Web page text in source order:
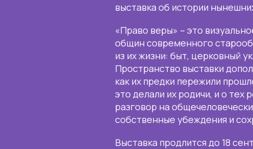
выставка об истории
«Право веры» – это
общин современного
из их жизни: быт, церковный
Пространство выставки
как их предки пережили
это делали их родичи, и о тех
разговор на
собственные убеждения и
Выставка продлится до 18